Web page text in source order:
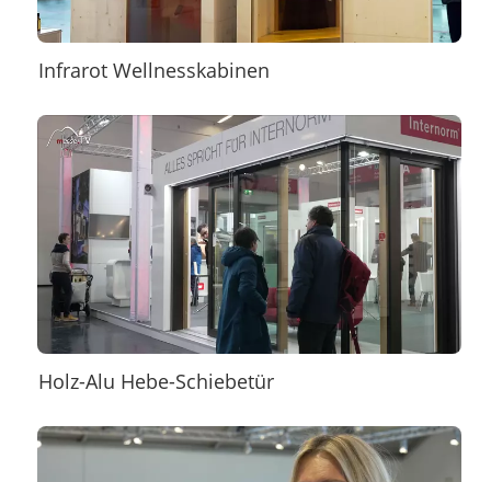
Infrarot Wellnesskabinen
Holz-Alu Hebe-Schiebetür